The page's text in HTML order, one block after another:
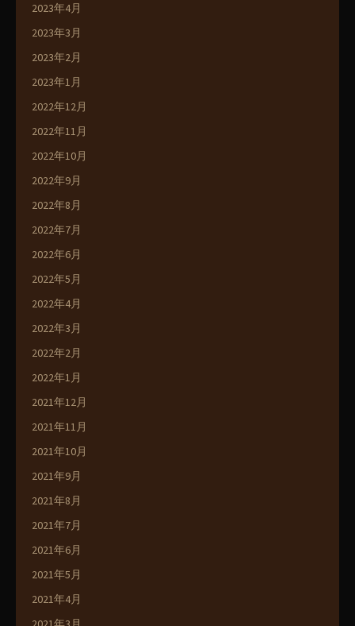
2023年4月
2023年3月
2023年2月
2023年1月
2022年12月
2022年11月
2022年10月
2022年9月
2022年8月
2022年7月
2022年6月
2022年5月
2022年4月
2022年3月
2022年2月
2022年1月
2021年12月
2021年11月
2021年10月
2021年9月
2021年8月
2021年7月
2021年6月
2021年5月
2021年4月